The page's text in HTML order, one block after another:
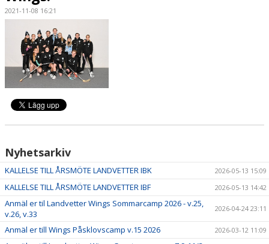
OM KLUBBEN
PARTNERS
LÄGER
KONTAKT
2021-11-08 16:21
Nyhetsarkiv
KALLELSE TILL ÅRSMÖTE LANDVETTER IBK 2026-05-13 15:09
KALLELSE TILL ÅRSMÖTE LANDVETTER IBF 2026-05-13 14:42
Anmäl er til Landvetter Wings Sommarcamp 2026 - v.25,
v.26, v.33
2026-04-24 23:11
Anmäl er till Wings Påsklovscamp v.15 2026 2026-03-12 11:09